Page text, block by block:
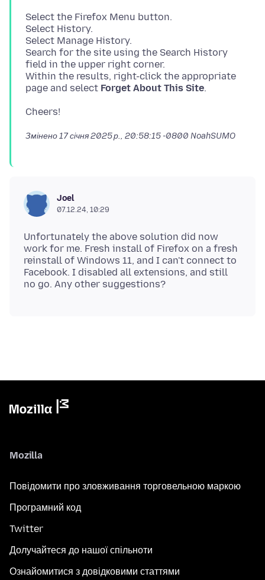
Select the Firefox Menu button.
Select History.
Select Manage History.
Search for the site using the Search History
field in the upper right corner.
Within the results, right-click the appropriate
page and select Forget About This Site
Змінено17 січня 2025 р., 20:58:15 -0800 NoahSUMO
Joel
07.12.24, 10:29
Unfortunately the above solution did now
work for me. Fresh install of Firefox on a fresh
reinstall of Windows 11, and I can't connect to
Facebook. I disabled all extensions, and still
Mozilla
Повідомити про зловживання торговельною маркою
Програмний код
Twitter
Долучайтеся до нашої спільноти
Ознайомитися з довідковими статтями